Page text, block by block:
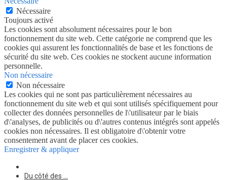
Nécessaire
Toujours activé
Les cookies sont absolument nécessaires pour le bon
fonctionnement du site web. Cette catégorie ne comprend que les
cookies qui assurent les fonctionnalités de base et les fonctions de
sécurité du site web. Ces cookies ne stockent aucune information
personnelle.
Non nécessaire
Non nécessaire
Les cookies qui ne sont pas particulièrement nécessaires au
fonctionnement du site web et qui sont utilisés spécifiquement pour
collecter des données personnelles de l\'utilisateur par le biais
d\'analyses, de publicités ou d\'autres contenus intégrés sont appelés
cookies non nécessaires. Il est obligatoire d\'obtenir votre
consentement avant de placer ces cookies.
Enregistrer & appliquer
Du côté des …